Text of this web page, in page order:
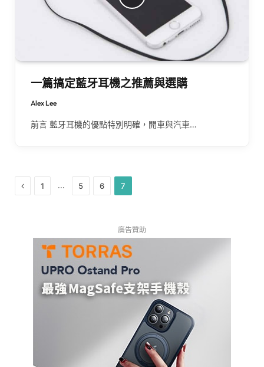
一篇搞定藍牙耳機之推薦與選購
Alex Lee
前言 藍牙耳機的優點特別明確，開車與汽車…
Previous
1 ... 5 6 7
廣告贊助